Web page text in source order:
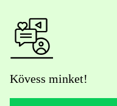
Kövess minket!